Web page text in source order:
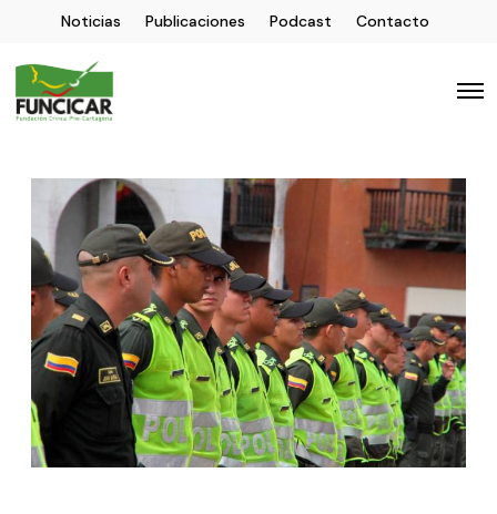
Noticias Publicaciones Podcast Contacto